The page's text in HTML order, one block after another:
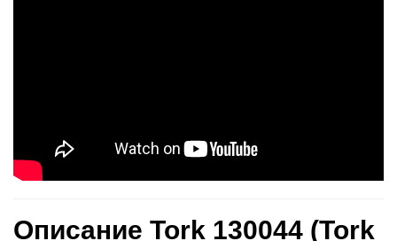
Описание Tork 130044 (Tork